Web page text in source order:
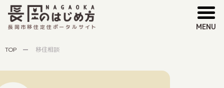
長岡市移住定住ポータルサイト MENU
TOP 移住相談